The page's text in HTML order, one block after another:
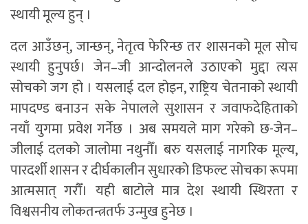
स्थायी मूल्य हुन् ।
दल आउँछन्, जान्छन्, नेतृत्व फेरिन्छ तर शासनको मूल सोच
स्थायी हुनुपर्छ। जेन–जी आन्दोलनले उठाएको मुद्दा त्यस
सोचको जग हो । यसलाई दल होइन, राष्ट्रिय चेतनाको स्थायी
मापदण्ड बनाउन सके नेपालले सुशासन र जवाफदेहिताको
नयाँ युगमा प्रवेश गर्नेछ । अब समयले माग गरेको छ-जेन–
जीलाई दलको जालोमा नथुनौँ। बरु यसलाई नागरिक मूल्य,
पारदर्शी शासन र दीर्घकालीन सुधारको डिफल्ट सोचका रूपमा
आत्मसात् गरौँ। यही बाटोले मात्र देश स्थायी स्थिरता र
विश्वसनीय लोकतन्त्रतर्फ उन्मुख हुनेछ ।